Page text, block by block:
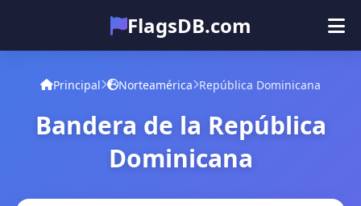
FlagsDB.com
Principal
Cuestionario
Principal Norteamérica República Dominicana
Bandera de la República
Dominicana